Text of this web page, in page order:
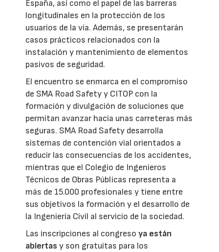
España, así como el papel de las barreras
longitudinales en la protección de los
usuarios de la vía. Además, se presentarán
casos prácticos relacionados con la
instalación y mantenimiento de elementos
pasivos de seguridad.
El encuentro se enmarca en el compromiso
de SMA Road Safety y CITOP con la
formación y divulgación de soluciones que
permitan avanzar hacia unas carreteras más
seguras. SMA Road Safety desarrolla
sistemas de contención vial orientados a
reducir las consecuencias de los accidentes,
mientras que el Colegio de Ingenieros
Técnicos de Obras Públicas representa a
más de 15.000 profesionales y tiene entre
sus objetivos la formación y el desarrollo de
la Ingeniería Civil al servicio de la sociedad.
Las inscripciones al congresoya están
abiertas y son gratuitas para los